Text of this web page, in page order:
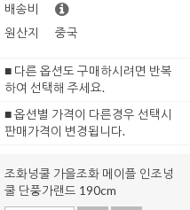
배송비
원산지 중국
■ 다른 옵션도 구매하시려면 반복
하여 선택해 주세요.
■ 옵션별 가격이 다른경우 선택시
판매가격이 변경됩니다.
조화넝쿨 가을조화 메이플 인조넝
쿨 단풍가랜드 190cm